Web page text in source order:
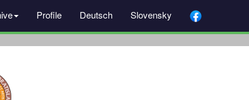
Profile Deutsch Slovensky